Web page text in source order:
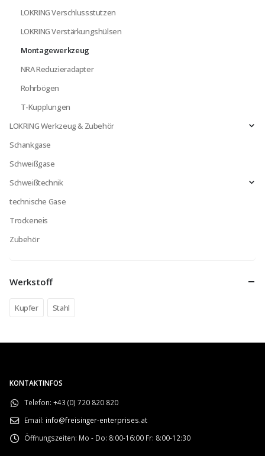
LOKRING Verschlussstutzen
LOKRING Verstärkungshülsen
Montagewerkzeug
NRA Reduzieradapter
Rohrbögen
T-Kupplungen
LOKRING Werkzeug & Zubehör
Schankgase
Schweißgase
Schweißtechnik
technische Gase
Trockeneis
Zubehör
Werkstoff
Kupfer Stahl
KONTAKTINFOS
Telefon: +43 (0) 720 820 820
Email: info@freisinger-enterprises.at
Öffnungszeiten: Mo - Do: 8:00-16:00 Fr: 8:00-12:30